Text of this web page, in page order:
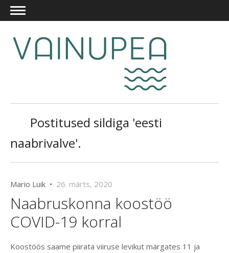
Postitused sildiga 'eesti
naabrivalve'.
Mario Luik • 26. märts, 2020
Naabruskonna koostöö
COVID-19 korral
Koostöös saame piirata viiruse levikut märgates 11 ja